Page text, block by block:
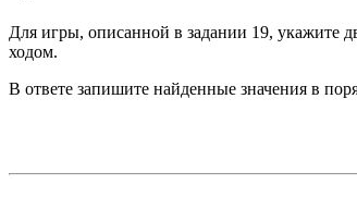
Для игры, описанной в задании 19, укажите
ходом.
В ответе запишите найденные значения в